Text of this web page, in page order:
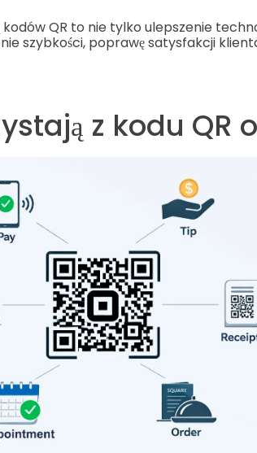
QR to nie tylko ulepszenie
szybkości, poprawę satysfakcji
z kodu QR